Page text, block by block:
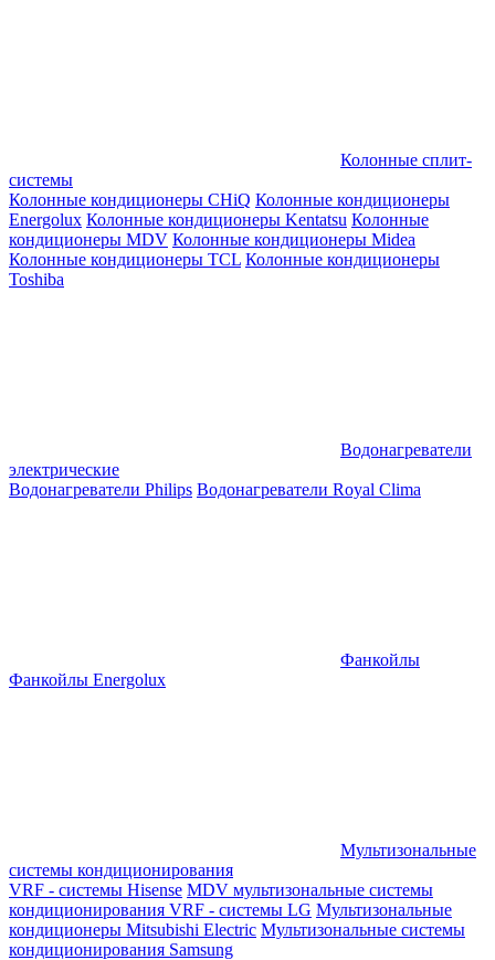
Колонные сплит-
системы
Колонные кондиционеры CHiQ Колонные кондиционеры
Energolux Колонные кондиционеры Kentatsu Колонные
кондиционеры MDV Колонные кондиционеры Midea
Колонные кондиционеры TCL Колонные кондиционеры
Toshiba
Водонагреватели
электрические
Водонагреватели Philips Водонагреватели Royal Clima
Фанкойлы
Фанкойлы Energolux
Мультизональные
системы кондиционирования
VRF - системы Hisense MDV мультизональные системы
кондиционирования VRF - системы LG Мультизональные
кондиционеры Mitsubishi Electric Мультизональные системы
кондиционирования Samsung